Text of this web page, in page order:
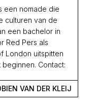
een nomade die
culturen van de
een bachelor in
Red Pers als
London uitspitten
Contact:
VAN DER KLEIJ